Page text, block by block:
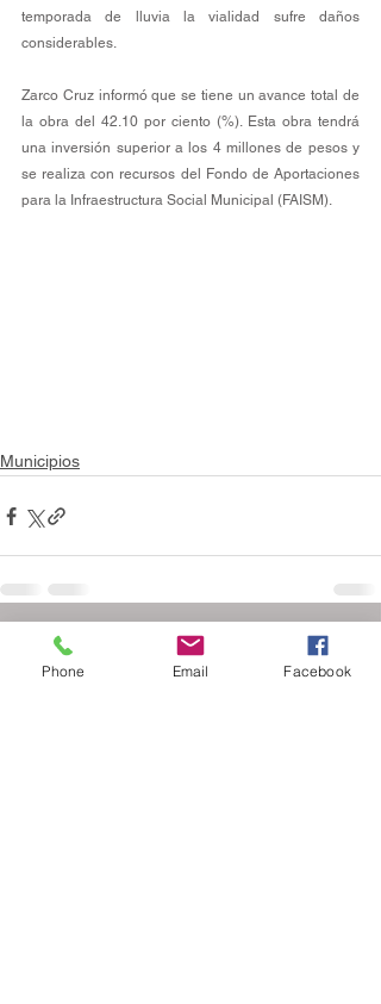
temporada de lluvia la vialidad sufre daños
considerables.
Zarco Cruz informó que se tiene un avance total de
la obra del 42.10 por ciento (%). Esta obra tendrá
una inversión superior a los 4 millones de pesos y
se realiza con recursos del Fondo de Aportaciones
para la Infraestructura Social Municipal (FAISM).
Municipios
Entradas recientes Ver todo
Phone Email Facebook